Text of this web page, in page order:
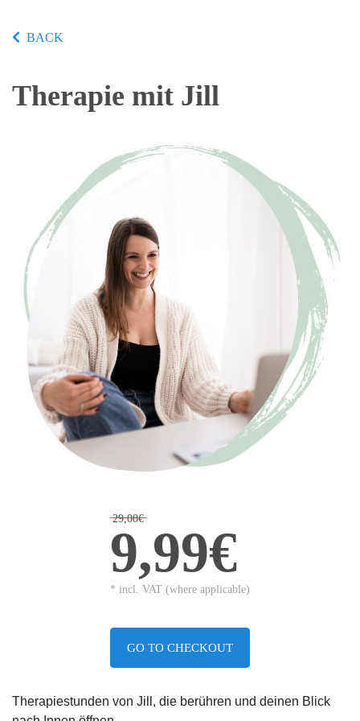
BACK
Therapie mit Jill
29,00€
9,99€
* incl. VAT (where applicable)
GO TO CHECKOUT
Therapiestunden von Jill, die berühren und deinen Blick